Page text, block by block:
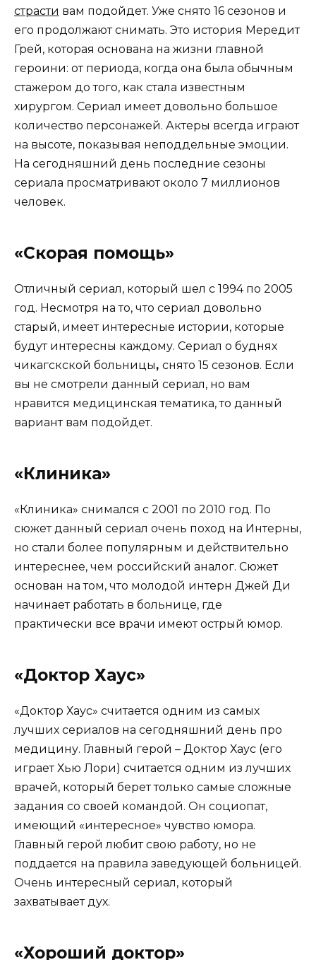
страсти вам подойдет. Уже снято 16 сезонов и
его продолжают снимать. Это история Мередит
Грей, которая основана на жизни главной
героини: от периода, когда она была обычным
стажером до того, как стала известным
хирургом. Сериал имеет довольно большое
количество персонажей. Актеры всегда играют
на высоте, показывая неподдельные эмоции.
На сегодняшний день последние сезоны
сериала просматривают около 7 миллионов
человек.
«Скорая помощь»
Отличный сериал, который шел с 1994 по 2005
год. Несмотря на то, что сериал довольно
старый, имеет интересные истории, которые
будут интересны каждому. Сериал о буднях
чикагскской больницы, снято 15 сезонов. Если
вы не смотрели данный сериал, но вам
нравится медицинская тематика, то данный
вариант вам подойдет.
«Клиника»
«Клиника» снимался с 2001 по 2010 год. По
сюжет данный сериал очень поход на Интерны,
но стали более популярным и действительно
интереснее, чем российский аналог. Сюжет
основан на том, что молодой интерн Джей Ди
начинает работать в больнице, где
практически все врачи имеют острый юмор.
«Доктор Хаус»
«Доктор Хаус» считается одним из самых
лучших сериалов на сегодняшний день про
медицину. Главный герой – Доктор Хаус (его
играет Хью Лори) считается одним из лучших
врачей, который берет только самые сложные
задания со своей командой. Он социопат,
имеющий «интересное» чувство юмора.
Главный герой любит свою работу, но не
поддается на правила заведующей больницей.
Очень интересный сериал, который
захватывает дух.
«Хороший доктор»